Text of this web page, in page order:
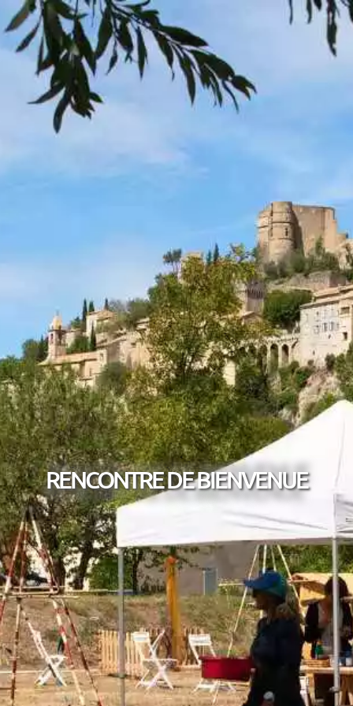
RENCONTRE DE BIENVENUE